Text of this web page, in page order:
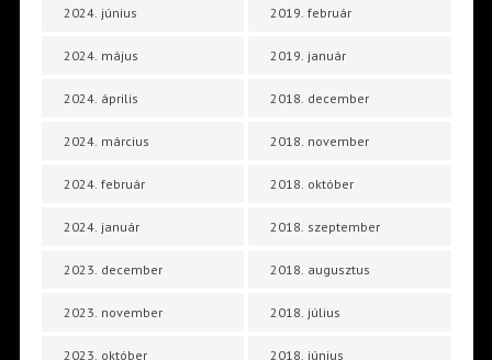
2024. június
2024. május
2024. április
2024. március
2024. február
2024. január
2023. december
2023. november
2023. október
2019. február
2019. január
2018. december
2018. november
2018. október
2018. szeptember
2018. augusztus
2018. július
2018. június